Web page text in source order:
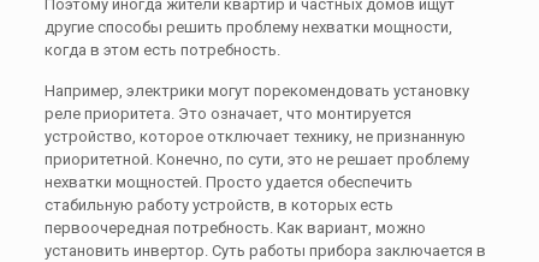
Поэтому иногда жители квартир и частных домов ищут
другие способы решить проблему нехватки мощности,
когда в этом есть потребность.
Например, электрики могут порекомендовать установку
реле приоритета. Это означает, что монтируется
устройство, которое отключает технику, не признанную
приоритетной. Конечно, по сути, это не решает проблему
нехватки мощностей. Просто удается обеспечить
стабильную работу устройств, в которых есть
первоочередная потребность. Как вариант, можно
установить инвертор. Суть работы прибора заключается в